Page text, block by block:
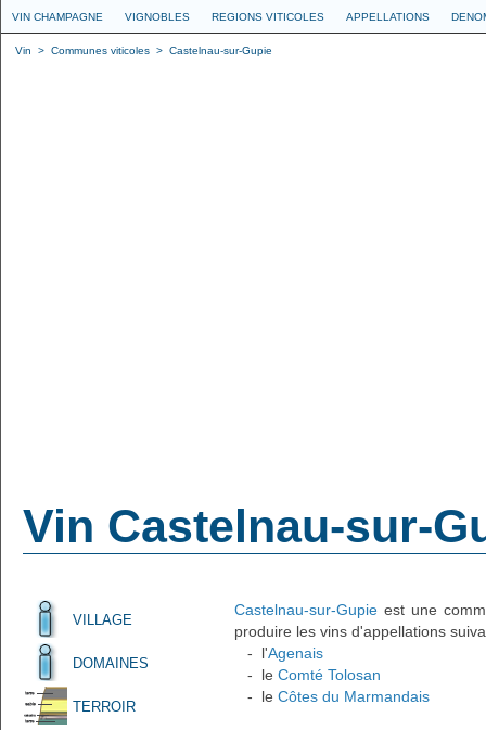
VIN CHAMPAGNE VIGNOBLES REGIONS VITICOLES APPELLATIONS
Vin > Communes viticoles > Castelnau-sur-Gupie
Vin Castelnau-sur-
VILLAGE
DOMAINES
TERROIR
Castelnau-sur-Gupie est une
produire les vins d'appellations
- l'Agenais
- le Comté Tolosan
- le Côtes du Marmandais